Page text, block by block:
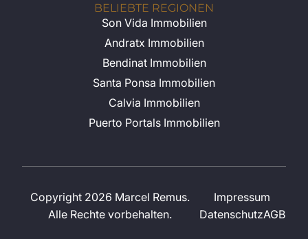
BELIEBTE REGIONEN
Son Vida Immobilien
Andratx Immobilien
Bendinat Immobilien
Santa Ponsa Immobilien
Calvia Immobilien
Puerto Portals Immobilien
Copyright 2026 Marcel Remus.
Alle Rechte vorbehalten.
Impressum
DatenschutzAGB